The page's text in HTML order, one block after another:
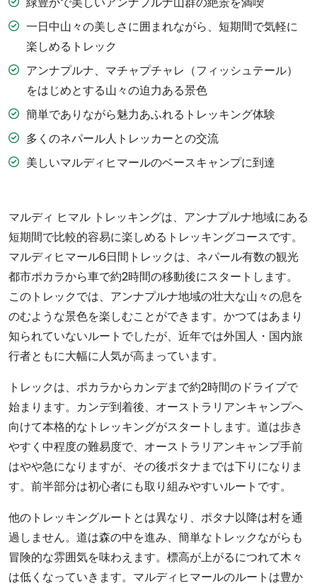
一日中山々の美しさに囲まれながら、短期間で気軽に
楽しめるトレック
アンナプルナ、マチャプチャレ（フィッシュテール）
をはじめとする山々の迫力ある景色
簡単でありながら魅力あふれるトレッキング体験
多くのネパール人トレッカーとの交流
美しいマルディヒマールのベースキャンプに到達
マルディ ヒマル トレッキングは、アンナプルナ地域にある
短期間で比較的容易に楽しめるトレッキングコースです。
マルディヒマール6日間トレックは、ネパール有数の観光
都市ポカラから車で約2時間の移動後にスタートします。
このトレックでは、アンナプルナ地域の壮大な山々の息を
のむような景色を楽しむことができます。かつてはあまり
知られていないルートでしたが、近年では外国人・国内旅
行者ともに大幅に人気が高まっています。
トレックは、ポカラからカンデまで約2時間のドライブで
始まります。カンデ到着後、オーストラリアンキャンプへ
向けて本格的なトレッキングがスタートします。道は歩き
やすく中程度の難易度で、オーストラリアンキャンプ手前
はやや急になりますが、その後ポタナまでは下りになりま
す。前半部分は初心者にも取り組みやすいルートです。
他のトレッキングルートとは異なり、ポタナ以降は村を通
過しません。道は森の中を進み、簡単なトレックながらも
冒険的な雰囲気を味わえます。標高が上がるにつれて木々
は低くなっていきます。マルディヒマールのルートは豊か